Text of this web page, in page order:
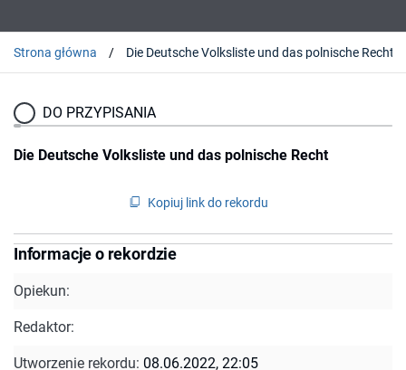
Strona główna Die Deutsche Volksliste und das polnische Recht
DO PRZYPISANIA
Die Deutsche Volksliste und das polnische Recht
Kopiuj link do rekordu
Informacje o rekordzie
Opiekun:
Redaktor:
Utworzenie rekordu: 08.06.2022, 22:05